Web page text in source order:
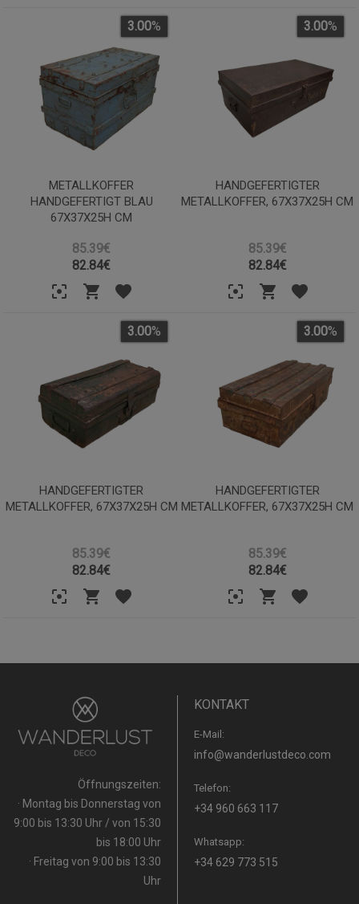
METALLKOFFER
HANDGEFERTIGT BLAU
67X37X25H CM
85.39€
3.00%
82.84€
HANDGEFERTIGTER
METALLKOFFER, 67X37X25H CM
85.39€
3.00%
82.84€
HANDGEFERTIGTER
METALLKOFFER, 67X37X25H CM
85.39€
3.00%
82.84€
HANDGEFERTIGTER
METALLKOFFER, 67X37X25H CM
85.39€
3.00%
82.84€
Öffnungszeiten:
· Montag bis Donnerstag von
9:00 bis 13:30 Uhr / von 15:30
bis 18:00 Uhr
· Freitag von 9:00 bis 13:30
Uhr
KONTAKT
E-Mail:
info@wanderlustdeco.com
Telefon:
+34 960 663 117
Whatsapp:
+34 629 773 515